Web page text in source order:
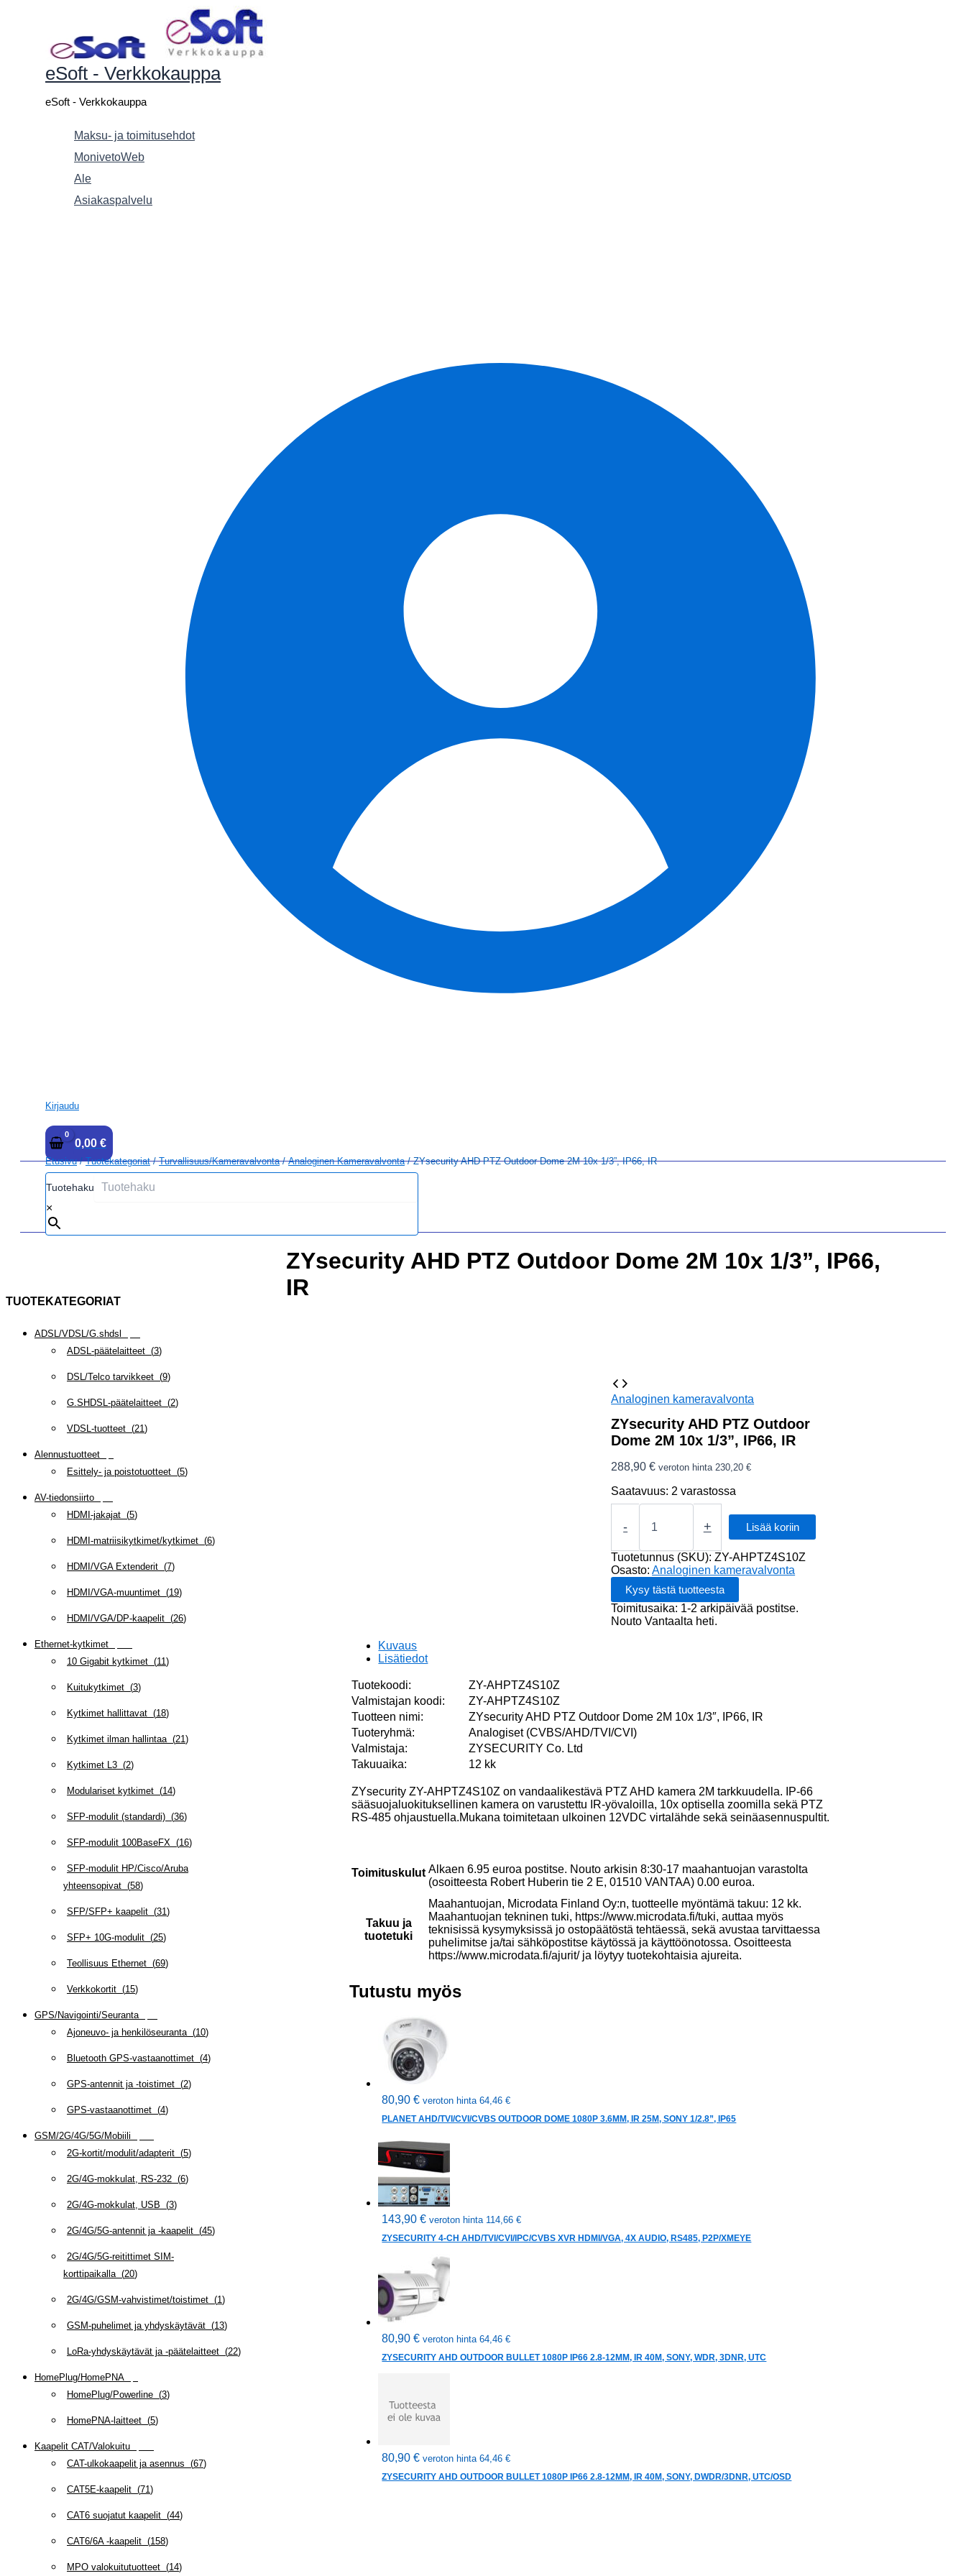
eSoft - Verkkokauppa
eSoft - Verkkokauppa
Maksu- ja toimitusehdot
MonivetoWeb
Ale
Asiakaspalvelu
Kirjaudu
0,00€
Etusivu/Tuotekategoriat/Turvallisuus/kameravalvonta/Analoginen Kameravalvonta/ ZYsecurity AHD PTZ Outdoor Dome 2M 10x 1/3”, IP66, IR
Tuotehaku
×
TUOTEKATEGORIAT
ADSL/VDSL/G.shdsl
ADSL-päätelaitteet (3)
DSL/Telco tarvikkeet (9)
G.SHDSL-päätelaitteet (2)
VDSL-tuotteet (21)
Alennustuotteet
Esittely- ja poistotuotteet (5)
AV-tiedonsiirto
HDMI-jakajat (5)
HDMI-matriisikytkimet/kytkimet (6)
HDMI/VGA Extenderit (7)
HDMI/VGA-muuntimet (19)
HDMI/VGA/DP-kaapelit (26)
Ethernet-kytkimet
10 Gigabit kytkimet (11)
Kuitukytkimet (3)
Kytkimet hallittavat (18)
Kytkimet ilman hallintaa (21)
Kytkimet L3 (2)
Modulariset kytkimet (14)
SFP-modulit (standardi) (36)
SFP-modulit 100BaseFX (16)
SFP-modulit HP/Cisco/Aruba
yhteensopivat (58)
SFP/SFP+ kaapelit (31)
SFP+ 10G-modulit (25)
Teollisuus Ethernet (69)
Verkkokortit (15)
GPS/Navigointi/Seuranta
Ajoneuvo- ja henkilöseuranta (10)
Bluetooth GPS-vastaanottimet (4)
GPS-antennit ja -toistimet (2)
GPS-vastaanottimet (4)
GSM/2G/4G/5G/Mobiili
2G-kortit/modulit/adapterit (5)
2G/4G-mokkulat, RS-232 (6)
2G/4G-mokkulat, USB (3)
2G/4G/5G-antennit ja -kaapelit (45)
2G/4G/5G-reitittimet SIM-
korttipaikalla (20)
2G/4G/GSM-vahvistimet/toistimet (1)
GSM-puhelimet ja yhdyskäytävät (13)
LoRa-yhdyskäytävät ja -päätelaitteet (22)
HomePlug/HomePNA
HomePlug/Powerline (3)
HomePNA-laitteet (5)
Kaapelit CAT/Valokuitu
CAT-ulkokaapelit ja asennus (67)
CAT5E-kaapelit (71)
CAT6 suojatut kaapelit (44)
CAT6/6A -kaapelit (158)
MPO valokuitutuotteet (14)
ZYsecurity AHD PTZ Outdoor Dome 2M 10x 1/3”, IP66,
IR
Analoginen kameravalvonta
ZYsecurity AHD PTZ Outdoor
Dome 2M 10x 1/3”, IP66, IR
288,90€ veroton hinta 230,20€
Saatavuus: 2 varastossa
-
ZYsecurity
Outdoor
Dome
2M
10x
1/3'',
IP66,
+ Lisää koriin
Tuotetunnus (SKU):ZY-AHPTZ4S10Z
Osasto:Analoginen kameravalvonta
Toimitusaika: 1-2 arkipäivää postitse.
Nouto Vantaalta heti.
Kuvaus
Lisätiedot
Tuotekoodi:
ZY-AHPTZ4S10Z
Valmistajan koodi:
ZY-AHPTZ4S10Z
Tuotteen nimi:
ZYsecurity AHD PTZ Outdoor Dome 2M 10x 1/3″, IP66, IR
Tuoteryhmä:
Analogiset (CVBS/AHD/TVI/CVI)
Valmistaja:
ZYSECURITY Co. Ltd
Takuuaika:
12 kk
ZYsecurity ZY-AHPTZ4S10Z on vandaalikestävä PTZ AHD kamera 2M tarkkuudella. IP-66
sääsuojaluokituksellinen kamera on varustettu IR-yövaloilla, 10x optisella zoomilla sekä PTZ
RS-485 ohjaustuella.Mukana toimitetaan ulkoinen 12VDC virtalähde sekä seinäasennuspultit.
Toimituskulut Alkaen 6.95 euroa postitse. Nouto arkisin 8:30-17 maahantuojan varastolta
(osoitteesta Robert Huberin tie 2 E, 01510 VANTAA) 0.00 euroa.
Takuu ja
tuotetuki
Maahantuojan, Microdata Finland Oy:n, tuotteelle myöntämä takuu: 12 kk.
Maahantuojan tekninen tuki, https://www.microdata.fi/tuki, auttaa myös
teknisissä kysymyksissä jo ostopäätöstä tehtäessä, sekä avustaa tarvittaessa
puhelimitse ja/tai sähköpostitse käytössä ja käyttöönotossa. Osoitteesta
https://www.microdata.fi/ajurit/ ja löytyy tuotekohtaisia ajureita.
Tutustu myös
80,90€ veroton hinta64,46€
PLANET AHD/TVI/CVI/CVBS OUTDOOR DOME 1080P 3.6MM, IR 25M, SONY 1/2.8”, IP65
143,90€ veroton hinta 114,66€
ZYSECURITY 4-CH AHD/TVI/CVI/IPC/CVBS XVR HDMI/VGA, 4X AUDIO, RS485, P2P/XMEYE
80,90€ veroton hinta64,46€
ZYSECURITY AHD OUTDOOR BULLET 1080P IP66 2.8-12MM, IR 40M, SONY, WDR, 3DNR, UTC
80,90€ veroton hinta64,46€
ZYSECURITY AHD OUTDOOR BULLET 1080P IP66 2.8-12MM, IR 40M, SONY, DWDR/3DNR, UTC/OSD